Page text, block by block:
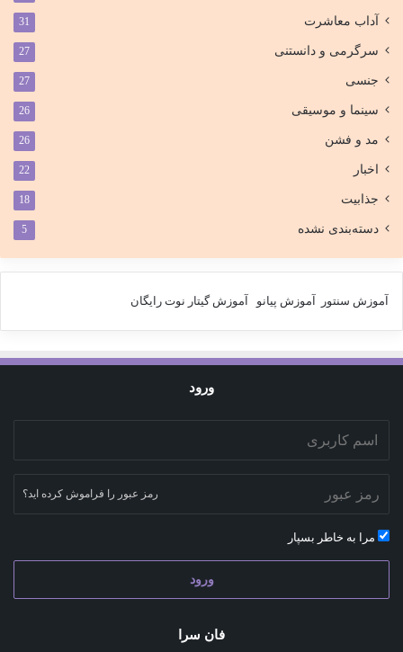
آداب معاشرت 31
سرگرمی و دانستنی 27
جنسی 27
سینما و موسیقی 26
مد و فشن 26
اخبار 22
جذابیت 18
دسته‌بندی نشده 5
آموزش سنتور آموزش پیانو آموزش گیتار نوت رایگان
ورود
رمز عبور را فراموش کرده اید؟
مرا به خاطر بسپار
ورود
فان سرا